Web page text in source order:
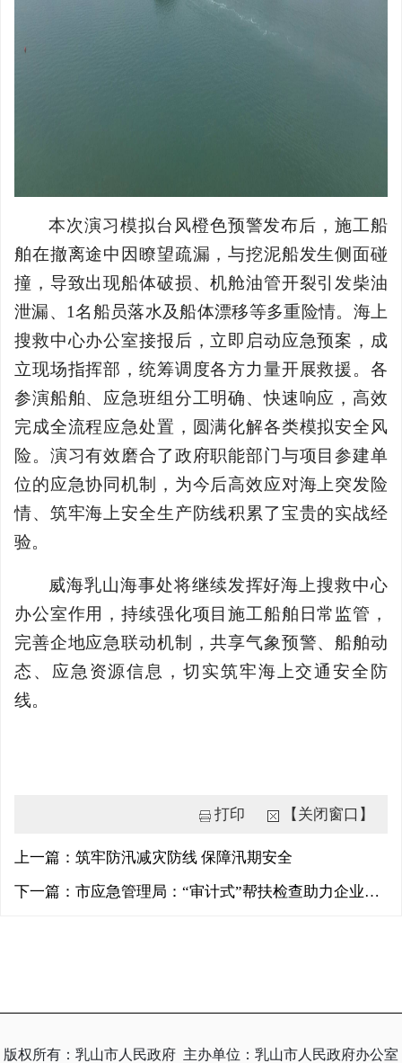
本次演习模拟台风橙色预警发布后，施工船
舶在撤离途中因瞭望疏漏，与挖泥船发生侧面碰
撞，导致出现船体破损、机舱油管开裂引发柴油
泄漏、1名船员落水及船体漂移等多重险情。海上
搜救中心办公室接报后，立即启动应急预案，成
立现场指挥部，统筹调度各方力量开展救援。各
参演船舶、应急班组分工明确、快速响应，高效
完成全流程应急处置，圆满化解各类模拟安全风
险。演习有效磨合了政府职能部门与项目参建单
位的应急协同机制，为今后高效应对海上突发险
情、筑牢海上安全生产防线积累了宝贵的实战经
验。
威海乳山海事处将继续发挥好海上搜救中心
办公室作用，持续强化项目施工船舶日常监管，
完善企地应急联动机制，共享气象预警、船舶动
态、应急资源信息，切实筑牢海上交通安全防
线。
打印 【关闭窗口】
上一篇：筑牢防汛减灾防线 保障汛期安全
下一篇：市应急管理局：“审计式”帮扶检查助力企业筑牢安全防线
版权所有：乳山市人民政府 主办单位：乳山市人民政府办公室